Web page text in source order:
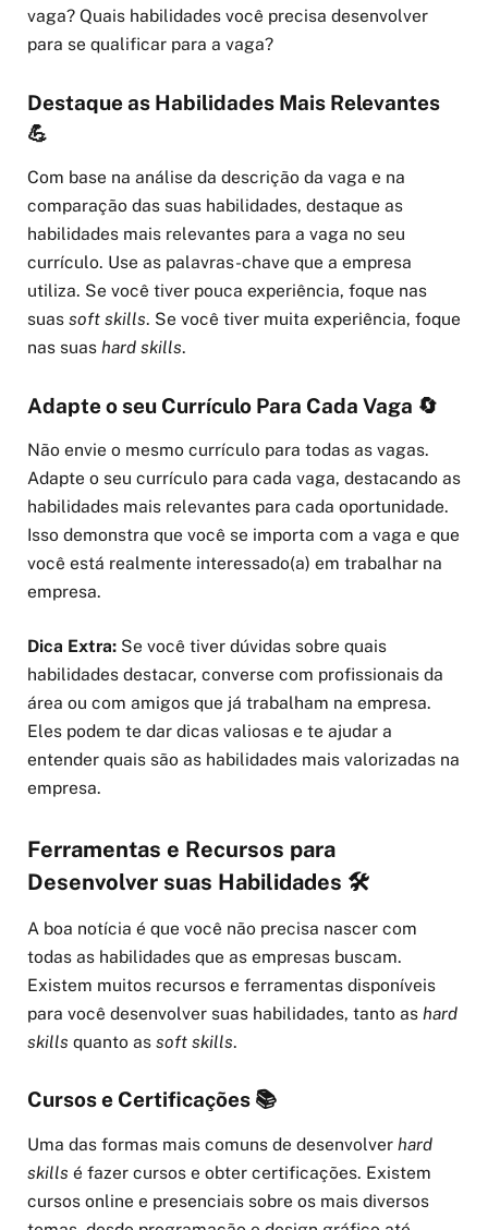
vaga? Quais habilidades você precisa desenvolver
para se qualificar para a vaga?
Destaque as Habilidades Mais Relevantes
💪
Com base na análise da descrição da vaga e na
comparação das suas habilidades, destaque as
habilidades mais relevantes para a vaga no seu
currículo. Use as palavras-chave que a empresa
utiliza. Se você tiver pouca experiência, foque nas
suas soft skills. Se você tiver muita experiência, foque
nas suas hard skills.
Adapte o seu Currículo Para Cada Vaga 🔄
Não envie o mesmo currículo para todas as vagas.
Adapte o seu currículo para cada vaga, destacando as
habilidades mais relevantes para cada oportunidade.
Isso demonstra que você se importa com a vaga e que
você está realmente interessado(a) em trabalhar na
empresa.
Dica Extra: Se você tiver dúvidas sobre quais
habilidades destacar, converse com profissionais da
área ou com amigos que já trabalham na empresa.
Eles podem te dar dicas valiosas e te ajudar a
entender quais são as habilidades mais valorizadas na
empresa.
Ferramentas e Recursos para
Desenvolver suas Habilidades 🛠️
A boa notícia é que você não precisa nascer com
todas as habilidades que as empresas buscam.
Existem muitos recursos e ferramentas disponíveis
para você desenvolver suas habilidades, tanto as hard
skills quanto as soft skills.
Cursos e Certificações 📚
Uma das formas mais comuns de desenvolver hard
skills é fazer cursos e obter certificações. Existem
cursos online e presenciais sobre os mais diversos